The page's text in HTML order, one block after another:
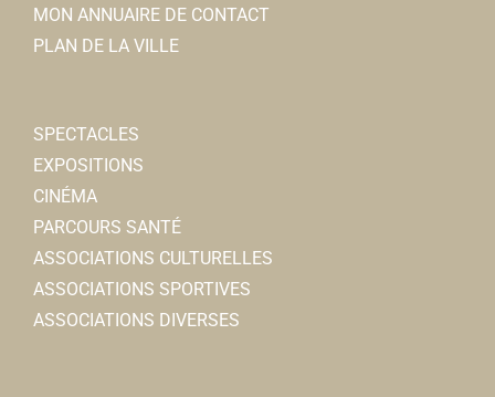
MON ANNUAIRE DE CONTACT
PLAN DE LA VILLE
SPECTACLES
EXPOSITIONS
CINÉMA
PARCOURS SANTÉ
ASSOCIATIONS CULTURELLES
ASSOCIATIONS SPORTIVES
ASSOCIATIONS DIVERSES